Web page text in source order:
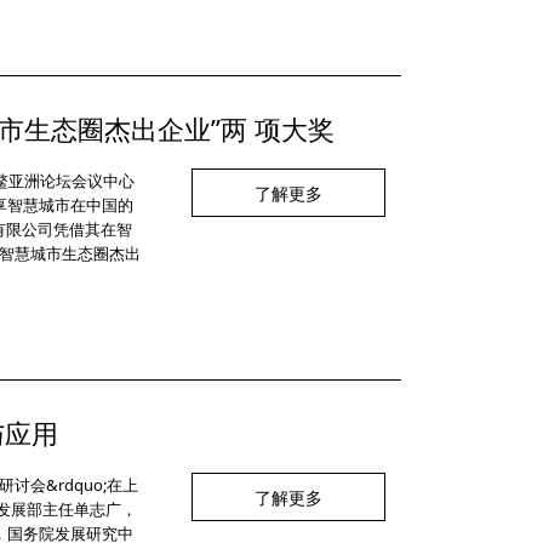
生态圈杰出企业”两 项大奖
亚洲论坛会议中心
慧城市在中国的
限公司凭借其在智
慧城市生态圈杰出
了解更多
用
讨会&rdquo;在上
部主任单志广，
务院发展研究中
了解更多